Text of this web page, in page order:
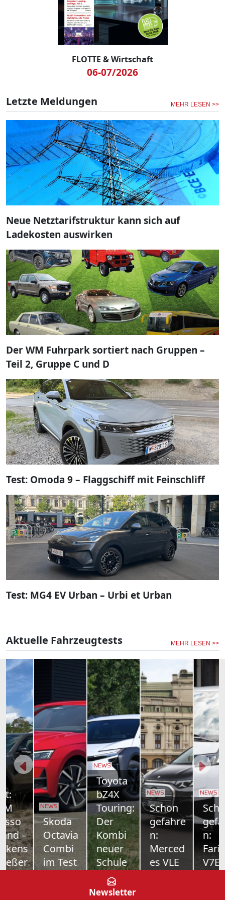
FLOTTE & Wirtschaft
06-07/2026
Letzte Meldungen MEHR LESEN >>
Neue Netztarifstruktur kann sich auf
Ladekosten auswirken
Der WM Fuhrpark sortiert nach Gruppen –
Teil 2, Gruppe C und D
Test: Omoda 9 – Flaggschiff mit Feinschliff
Test: MG4 EV Urban – Urbi et Urban
Aktuelle Fahrzeugtests MEHR LESEN >>
NEWS
Skoda
Octavia
Combi
im Test
NEWS
Toyota
bZ4X
Touring:
Der
Kombi
neuer
Schule
Offensive
NEWS
Schon
gefahre
n:
Merced
es VLE
Reichweite,
NEWS
Schon
gefahre
n:
Farizon
V7E
Newsletter